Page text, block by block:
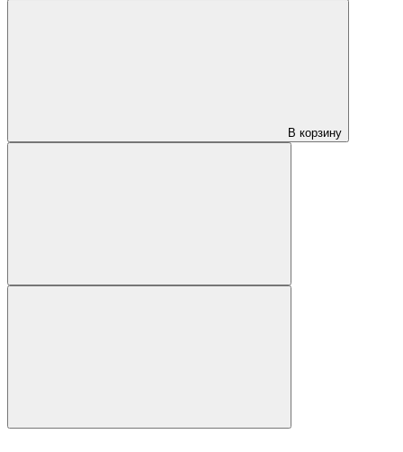
В корзину